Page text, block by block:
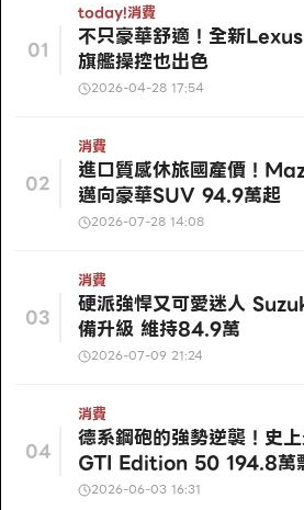
01
today!消費
不只豪華舒適！全新
旗艦操控也出色
2026-04-28 17:54
02
消費
進口質感休旅國產價！
邁向豪華SUV 94.9萬起
2026-07-28 14:08
03
消費
硬派強悍又可愛迷人
備升級 維持84.9萬
2026-07-09 21:24
04
消費
德系鋼砲的強勢逆襲！史
GTI Edition 50 194.8萬
2026-06-03 16:31